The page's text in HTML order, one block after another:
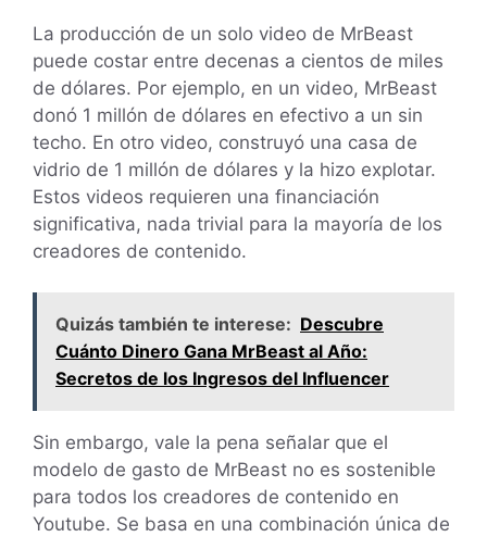
La producción de un solo video de MrBeast
puede costar entre decenas a cientos de miles
de dólares. Por ejemplo, en un video, MrBeast
donó 1 millón de dólares en efectivo a un sin
techo. En otro video, construyó una casa de
vidrio de 1 millón de dólares y la hizo explotar.
Estos videos requieren una financiación
significativa, nada trivial para la mayoría de los
creadores de contenido.
Quizás también te interese: Descubre
Cuánto Dinero Gana MrBeast al Año:
Secretos de los Ingresos del Influencer
Sin embargo, vale la pena señalar que el
modelo de gasto de MrBeast no es sostenible
para todos los creadores de contenido en
Youtube. Se basa en una combinación única de